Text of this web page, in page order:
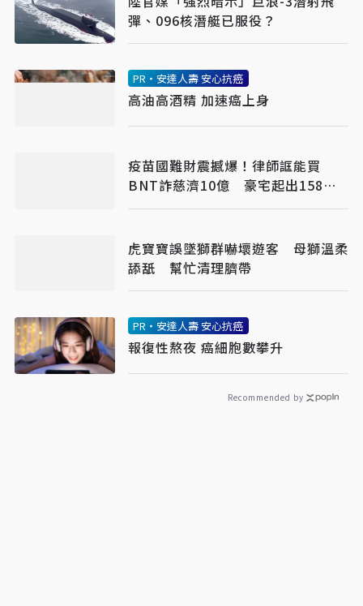
彈、096核潛艇已服役？
PR・安達人壽 安心抗癌
高油高酒精 加速癌上身
疫苗國難財震撼爆！律師誆能買
BNT詐慈濟10億 豪宅起出158公
斤黃金
虎寶寶誤墜獅群嚇壞遊客 母獅溫柔
舔舐 幫忙清理臍帶
PR・安達人壽 安心抗癌
報復性熬夜 癌細胞數攀升
Recommended by